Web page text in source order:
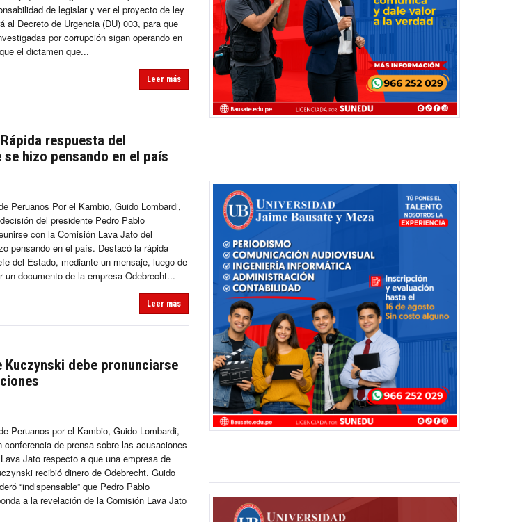
de legislar y ver el proyecto de ley
al Decreto de Urgencia (DU) 003, para que
por corrupción sigan operando en
el dictamen que...
Leer más
respuesta del
hizo pensando en el país
Peruanos Por el Kambio, Guido Lombardi,
del presidente Pedro Pablo
con la Comisión Lava Jato del
pensando en el país. Destacó la rápida
del Estado, mediante un mensaje, luego de
un documento de la empresa Odebrecht...
Leer más
Kuczynski debe pronunciarse
Peruanos por el Kambio, Guido Lombardi,
conferencia de prensa sobre las acusaciones
Jato respecto a que una empresa de
recibió dinero de Odebrecht. Guido
“indispensable” que Pedro Pablo
a la revelación de la Comisión Lava Jato